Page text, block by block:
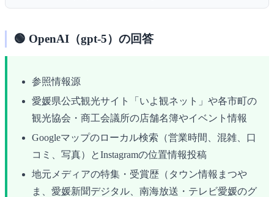
🟢 OpenAI（gpt-5）の回答
参照情報源
愛媛県公式観光サイト「いよ観ネット」や各市町の
観光協会・商工会議所の店舗名簿やイベント情報
Googleマップのローカル検索（営業時間、混雑、口
コミ、写真）とInstagramの位置情報投稿
地元メディアの特集・受賞歴（タウン情報まつや
ま、愛媛新聞デジタル、南海放送・テレビ愛媛のグ